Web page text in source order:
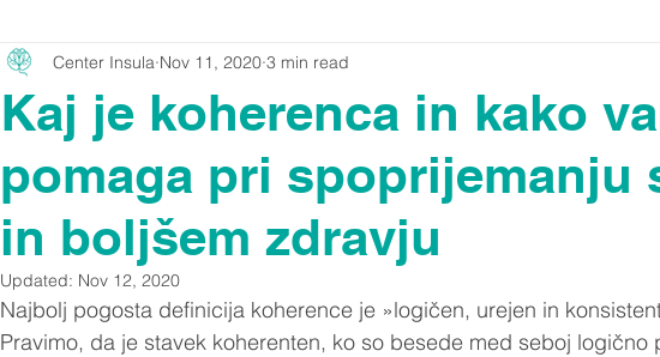
Kaj je koherenca in kako
pomaga pri spoprijemanju
in boljšem zdravju
Center Insula Nov 11, 2020 3 min read
Updated: Nov 12, 2020
Najbolj pogosta definicija koherence je »logičen, urejen in
Pravimo, da je stavek koherenten, ko so besede med seboj logično